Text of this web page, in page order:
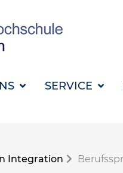
SERVICE
Integration